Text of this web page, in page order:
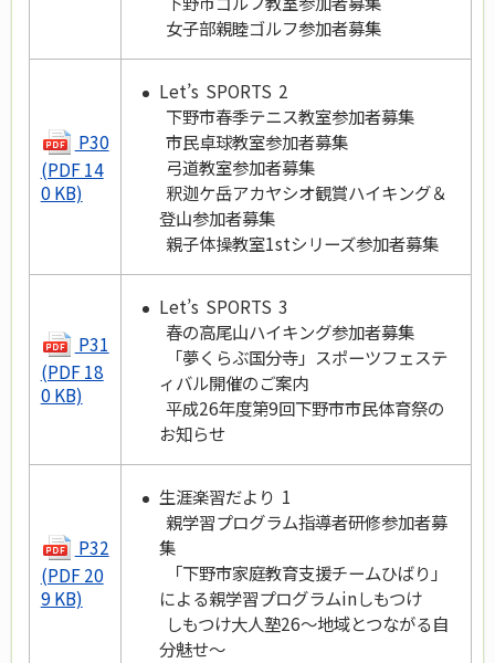
女子部親睦ゴルフ参加者募集
P30
(PDF 14
0 KB)
Let’s SPORTS 2
下野市春季テニス教室参加者募集
市民卓球教室参加者募集
弓道教室参加者募集
釈迦ケ岳アカヤシオ観賞ハイキング＆
登山参加者募集
親子体操教室1stシリーズ参加者募集
P31
(PDF 18
0 KB)
Let’s SPORTS 3
春の高尾山ハイキング参加者募集
「夢くらぶ国分寺」スポーツフェステ
ィバル開催のご案内
平成26年度第9回下野市市民体育祭の
お知らせ
P32
(PDF 20
9 KB)
生涯楽習だより 1
親学習プログラム指導者研修参加者募
集
「下野市家庭教育支援チームひばり」
による親学習プログラムinしもつけ
しもつけ大人塾26～地域とつながる自
分魅せ～